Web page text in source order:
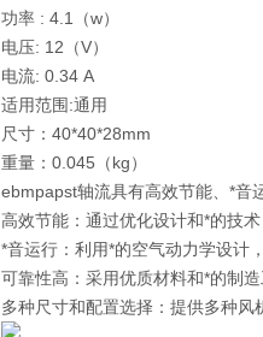
功率 : 4.1（w）
电压: 12（V）
电流: 0.34 A
适用范围:通用
尺寸：40*40*28mm
重量：0.045（kg）
ebmpapst轴流具有高效节能、*音
高效节能：通过优化设计和*的技
*音运行：利用*的空气动力学设计
可靠性高：采用优质材料和*的制
多种尺寸和配置选择：提供多种风